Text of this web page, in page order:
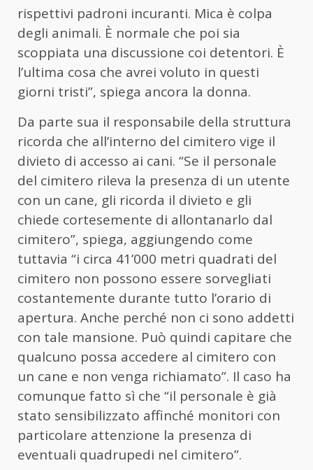
rispettivi padroni incuranti. Mica è colpa
degli animali. È normale che poi sia
scoppiata una discussione coi detentori. È
l’ultima cosa che avrei voluto in questi
giorni tristi”, spiega ancora la donna.
Da parte sua il responsabile della struttura
ricorda che all’interno del cimitero vige il
divieto di accesso ai cani. “Se il personale
del cimitero rileva la presenza di un utente
con un cane, gli ricorda il divieto e gli
chiede cortesemente di allontanarlo dal
cimitero”, spiega, aggiungendo come
tuttavia “i circa 41’000 metri quadrati del
cimitero non possono essere sorvegliati
costantemente durante tutto l’orario di
apertura. Anche perché non ci sono addetti
con tale mansione. Può quindi capitare che
qualcuno possa accedere al cimitero con
un cane e non venga richiamato”. Il caso ha
comunque fatto sì che “il personale è già
stato sensibilizzato affinché monitori con
particolare attenzione la presenza di
eventuali quadrupedi nel cimitero”.